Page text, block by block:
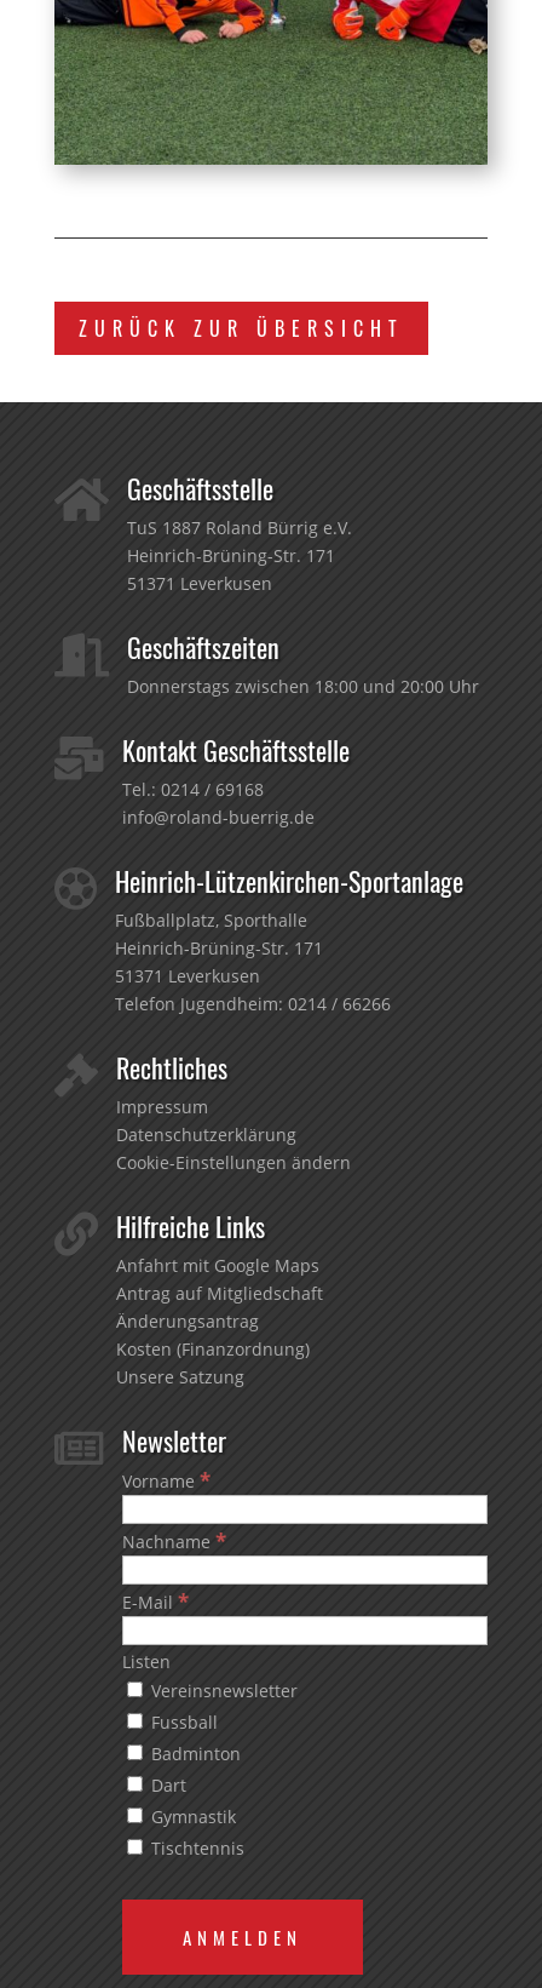
ZURÜCK ZUR ÜBERSICHT
 Geschäftsstelle
TuS 1887 Roland Bürrig e.V.
Heinrich-Brüning-Str. 171
51371 Leverkusen
 Geschäftszeiten
Donnerstags zwischen 18:00 und 20:00 Uhr
 Kontakt Geschäftsstelle
Tel.: 0214 / 69168
info@roland-buerrig.de
 Heinrich-Lützenkirchen-Sportanlage
Fußballplatz, Sporthalle
Heinrich-Brüning-Str. 171
51371 Leverkusen
Telefon Jugendheim: 0214 / 66266
 Rechtliches
Impressum
Datenschutzerklärung
Cookie-Einstellungen ändern
 Hilfreiche Links
Anfahrt mit Google Maps
Antrag auf Mitgliedschaft
Änderungsantrag
Kosten (Finanzordnung)
Unsere Satzung
 Newsletter
Vorname *
Nachname *
E-Mail *
Listen
Vereinsnewsletter
Fussball
Badminton
Dart
Gymnastik
Tischtennis